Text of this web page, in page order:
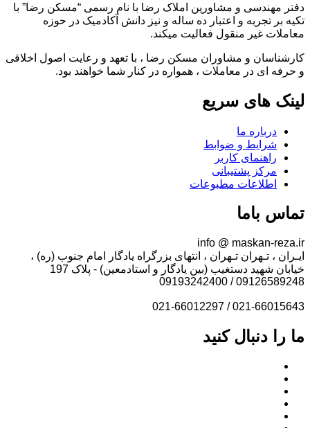
دفتر مهندسی و مشاورین املاک رضا با نام رسمی “مسکن رضا” با
تکیه بر تجربه و اعتبار ده ساله و نیز دانش آکادمیک در حوزه
معاملات غیر منقول فعالیت میکند.
کارشناسان و مشاوران مسکن رضا ، با تعهد و رعایت اصول اخلاقی
و حرفه ای در معاملات ، همواره در کنار شما خواهند بود.
لینک های سریع
درباره ما
شرایط و ضوابط
راهنمای کاربر
مرکز پشتیبانی
اطلاعات مطبوعات
تماس باما
info @ maskan-reza.ir
ایـران ، تـهران تـهران ، انتهای بزرگراه یادگار امام جنوب (ره) ،
خیابان شهید دستغیب (بین یادگار و استادمعین) - پلاک 197
09126589248 / 09193242400
021-66015643 / 021-66012297
ما را دنبال کنید